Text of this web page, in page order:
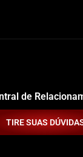
de
TIRE SUAS